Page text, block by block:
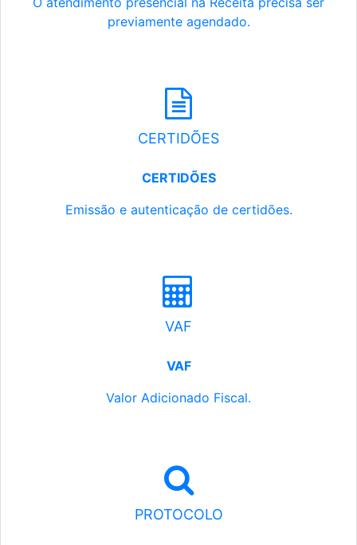
previamente agendado.
CERTIDÕES
CERTIDÕES
Emissão e autenticação de certidões.
VAF
VAF
Valor Adicionado Fiscal.
PROTOCOLO